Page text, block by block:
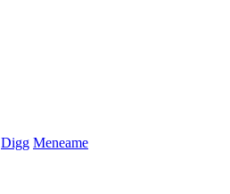
Digg Meneame